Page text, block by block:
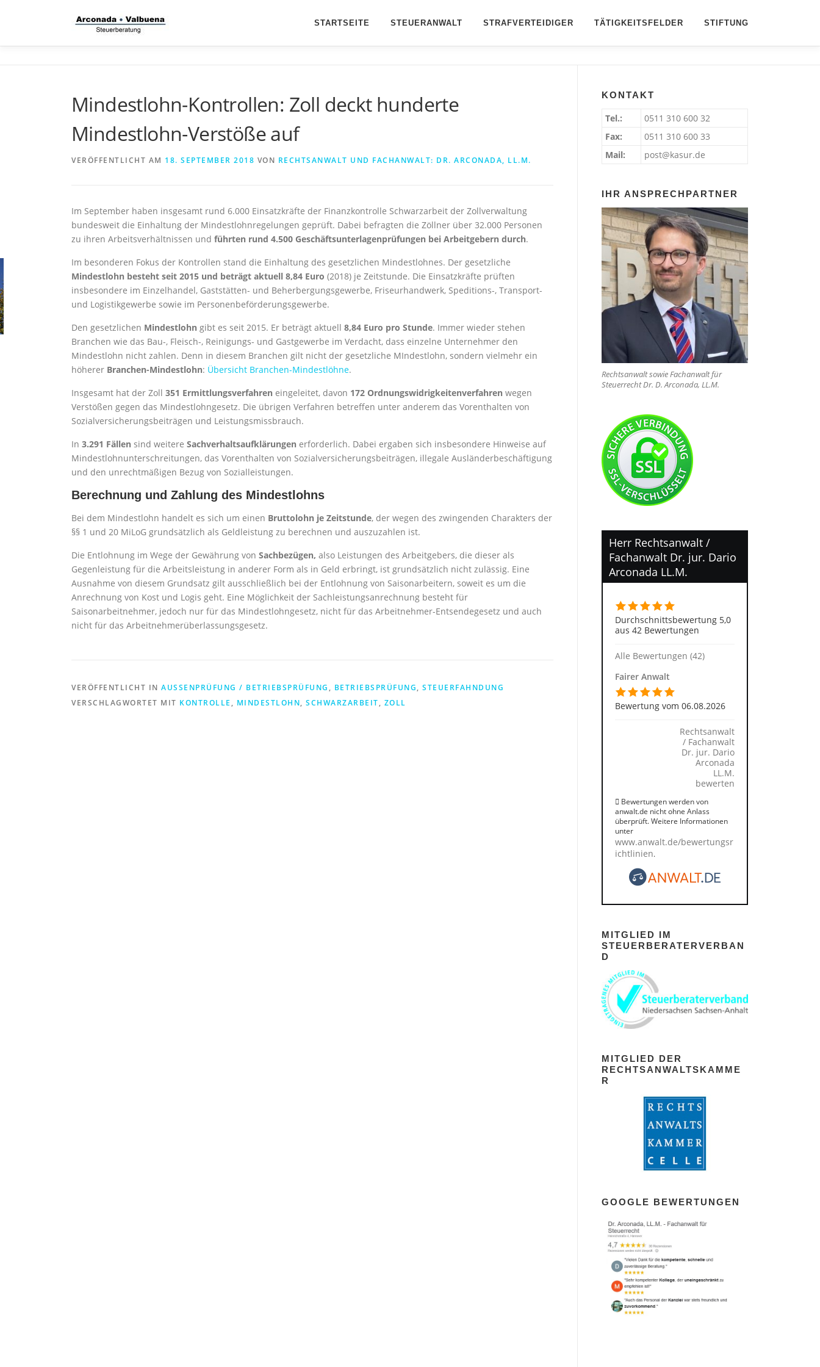
STARTSEITE STEUERANWALT STRAFVERTEIDIGER TÄTIGKEITSFELDER STIFTUNG
Mindestlohn-Kontrollen: Zoll deckt hunderte
Mindestlohn-Verstöße auf
VERÖFFENTLICHT AM 18. SEPTEMBER 2018 VON RECHTSANWALT UND FACHANWALT: DR. ARCONADA, LL.M.
Im September haben insgesamt rund 6.000 Einsatzkräfte der Finanzkontrolle Schwarzarbeit der Zollverwaltung
bundesweit die Einhaltung der Mindestlohnregelungen geprüft. Dabei befragten die Zöllner über 32.000 Personen
zu ihren Arbeitsverhältnissen und führten rund 4.500 Geschäftsunterlagenprüfungen bei Arbeitgebern durch.
Im besonderen Fokus der Kontrollen stand die Einhaltung des gesetzlichen Mindestlohnes. Der gesetzliche
Mindestlohn besteht seit 2015 und beträgt aktuell 8,84 Euro (2018) je Zeitstunde. Die Einsatzkräfte prüften
insbesondere im Einzelhandel, Gaststätten- und Beherbergungsgewerbe, Friseurhandwerk, Speditions-, Transport-
und Logistikgewerbe sowie im Personenbeförderungsgewerbe.
Den gesetzlichen Mindestlohn gibt es seit 2015. Er beträgt aktuell 8,84 Euro pro Stunde. Immer wieder stehen
Branchen wie das Bau-, Fleisch-, Reinigungs- und Gastgewerbe im Verdacht, dass einzelne Unternehmer den
Mindestlohn nicht zahlen. Denn in diesem Branchen gilt nicht der gesetzliche MIndestlohn, sondern vielmehr ein
höherer Branchen-Mindestlohn: Übersicht Branchen-Mindestlöhne.
Insgesamt hat der Zoll 351 Ermittlungsverfahren eingeleitet, davon 172 Ordnungswidrigkeitenverfahren wegen
Verstößen gegen das Mindestlohngesetz. Die übrigen Verfahren betreffen unter anderem das Vorenthalten von
Sozialversicherungsbeiträgen und Leistungsmissbrauch.
In 3.291 Fällen sind weitere Sachverhaltsaufklärungen erforderlich. Dabei ergaben sich insbesondere Hinweise auf
Mindestlohnunterschreitungen, das Vorenthalten von Sozialversicherungsbeiträgen, illegale Ausländerbeschäftigung
und den unrechtmäßigen Bezug von Sozialleistungen.
Berechnung und Zahlung des Mindestlohns
Bei dem Mindestlohn handelt es sich um einen Bruttolohn je Zeitstunde, der wegen des zwingenden Charakters der
§§ 1 und 20 MiLoG grundsätzlich als Geldleistung zu berechnen und auszuzahlen ist.
Die Entlohnung im Wege der Gewährung von Sachbezügen, also Leistungen des Arbeitgebers, die dieser als
Gegenleistung für die Arbeitsleistung in anderer Form als in Geld erbringt, ist grundsätzlich nicht zulässig. Eine
Ausnahme von diesem Grundsatz gilt ausschließlich bei der Entlohnung von Saisonarbeitern, soweit es um die
Anrechnung von Kost und Logis geht. Eine Möglichkeit der Sachleistungsanrechnung besteht für
Saisonarbeitnehmer, jedoch nur für das Mindestlohngesetz, nicht für das Arbeitnehmer-Entsendegesetz und auch
nicht für das Arbeitnehmerüberlassungsgesetz.
VERÖFFENTLICHT IN AUSSENPRÜFUNG / BETRIEBSPRÜFUNG , BETRIEBSPRÜFUNG, STEUERFAHNDUNG
VERSCHLAGWORTET MIT KONTROLLE , MINDESTLOHN, SCHWARZARBEIT, ZOLL
KONTAKT
Tel.:
0511 310 600 32
Fax:
0511 310 600 33
Mail:
post@kasur.de
IHR ANSPRECHPARTNER
Rechtsanwalt sowie Fachanwalt für
Steuerrecht Dr. D. Arconada, LL.M.
Herr Rechtsanwalt /
Fachanwalt Dr. jur. Dario
Arconada LL.M.
Durchschnittsbewertung 5,0
aus 42 Bewertungen
Alle Bewertungen (42)
Fairer Anwalt
Bewertung vom 06.08.2026
Rechtsanwalt
/ Fachanwalt
Dr. jur. Dario
Arconada
LL.M.
bewerten
Bewertungen werden von
anwalt.de nicht ohne Anlass
überprüft. Weitere Informationen
unter
www.anwalt.de/bewertungsr
ichtlinien.
MITGLIED IM
STEUERBERATERVERBAN
D
MITGLIED DER
RECHTSANWALTSKAMME
R
GOOGLE BEWERTUNGEN